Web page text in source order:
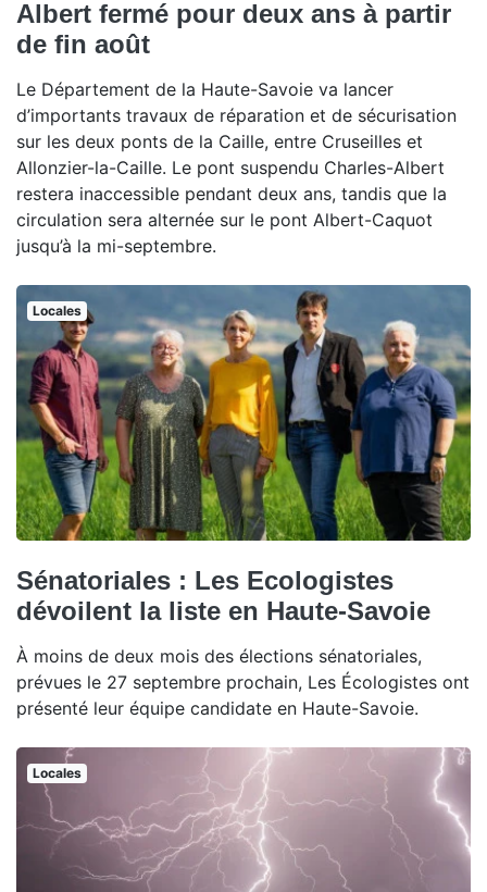
Albert fermé pour deux ans à partir
de fin août
Le Département de la Haute-Savoie va lancer
d’importants travaux de réparation et de sécurisation
sur les deux ponts de la Caille, entre Cruseilles et
Allonzier-la-Caille. Le pont suspendu Charles-Albert
restera inaccessible pendant deux ans, tandis que la
circulation sera alternée sur le pont Albert-Caquot
jusqu’à la mi-septembre.
Locales
Sénatoriales : Les Ecologistes
dévoilent la liste en Haute-Savoie
À moins de deux mois des élections sénatoriales,
prévues le 27 septembre prochain, Les Écologistes ont
présenté leur équipe candidate en Haute-Savoie.
Locales